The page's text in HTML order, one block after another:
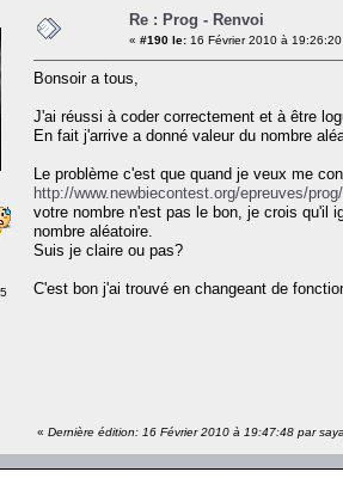
Re : Prog - Renvoi
« #190 le: 16 Février 2010 à
Bonsoir a tous,
J'ai réussi à coder correctement et à être
En fait j'arrive a donné valeur du nombre
Le problème c'est que quand je veux me
http://www.newbiecontest.org/epreuves/
votre nombre n'est pas le bon, je crois qu'il
nombre aléatoire.
Suis je claire ou pas?
C'est bon j'ai trouvé en changeant de
« Dernière édition: 16 Février 2010 à 19:47:48 par